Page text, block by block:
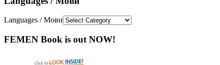
Languages / Мови
FEMEN Book is out NOW!